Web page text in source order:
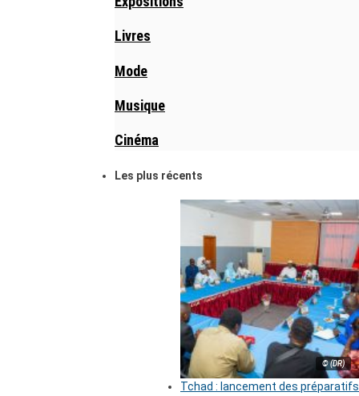
Livres
Mode
Musique
Cinéma
Les plus récents
© (DR)
Tchad : lancement des préparatifs